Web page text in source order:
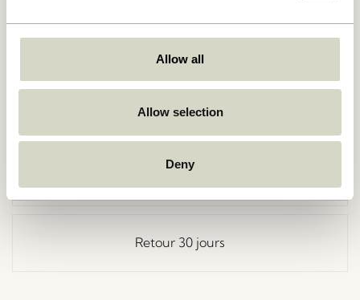
Allow all
Allow selection
Deny
Livraison gratuite à partir de
Retour 30 jours